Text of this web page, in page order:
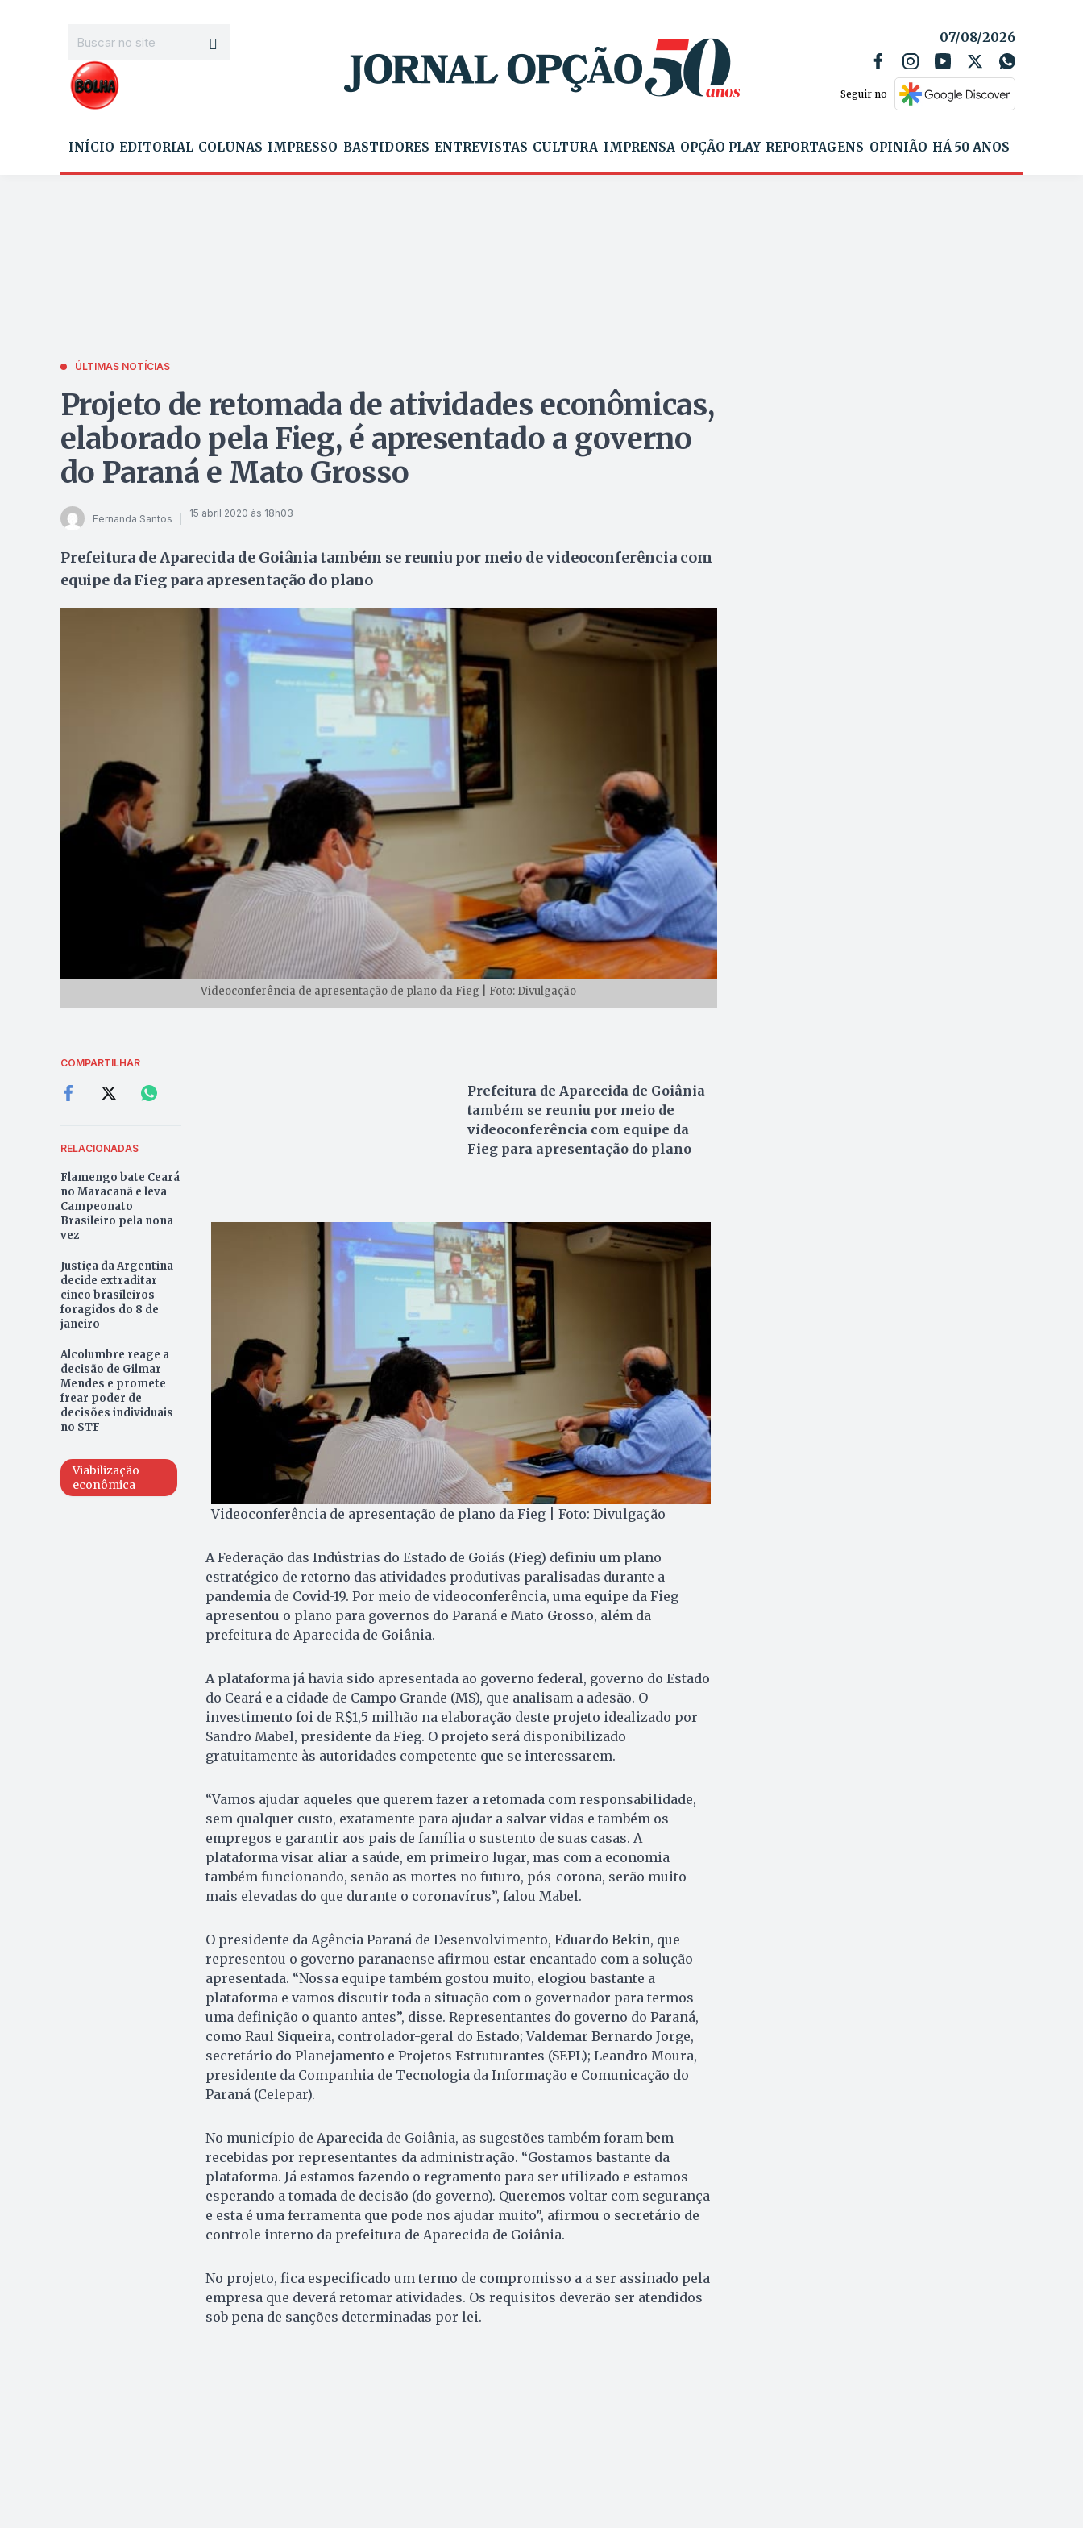
07/08/2026
Seguir no
INÍCIO EDITORIAL COLUNAS IMPRESSO BASTIDORES ENTREVISTAS CULTURA IMPRENSA OPÇÃO PLAY REPORTAGENS OPINIÃO HÁ 50 ANOS
ÚLTIMAS NOTÍCIAS
Projeto de retomada de atividades econômicas,
elaborado pela Fieg, é apresentado a governo
do Paraná e Mato Grosso
Fernanda Santos 15 abril 2020 às 18h03
Prefeitura de Aparecida de Goiânia também se reuniu por meio de videoconferência com
equipe da Fieg para apresentação do plano
Videoconferência de apresentação de plano da Fieg | Foto: Divulgação
COMPARTILHAR
RELACIONADAS
Flamengo bate Ceará
no Maracanã e leva
Campeonato
Brasileiro pela nona
vez
Justiça da Argentina
decide extraditar
cinco brasileiros
foragidos do 8 de
janeiro
Alcolumbre reage a
decisão de Gilmar
Mendes e promete
frear poder de
decisões individuais
no STF
Viabilização
econômica
Prefeitura de Aparecida de Goiânia
também se reuniu por meio de
videoconferência com equipe da
Fieg para apresentação do plano
Videoconferência de apresentação de plano da Fieg | Foto: Divulgação
A Federação das Indústrias do Estado de Goiás (Fieg) definiu um plano
estratégico de retorno das atividades produtivas paralisadas durante a
pandemia de Covid-19. Por meio de videoconferência, uma equipe da Fieg
apresentou o plano para governos do Paraná e Mato Grosso, além da
prefeitura de Aparecida de Goiânia.
A plataforma já havia sido apresentada ao governo federal, governo do Estado
do Ceará e a cidade de Campo Grande (MS), que analisam a adesão. O
investimento foi de R$1,5 milhão na elaboração deste projeto idealizado por
Sandro Mabel, presidente da Fieg. O projeto será disponibilizado
gratuitamente às autoridades competente que se interessarem.
“Vamos ajudar aqueles que querem fazer a retomada com responsabilidade,
sem qualquer custo, exatamente para ajudar a salvar vidas e também os
empregos e garantir aos pais de família o sustento de suas casas. A
plataforma visar aliar a saúde, em primeiro lugar, mas com a economia
também funcionando, senão as mortes no futuro, pós-corona, serão muito
mais elevadas do que durante o coronavírus”, falou Mabel.
O presidente da Agência Paraná de Desenvolvimento, Eduardo Bekin, que
representou o governo paranaense afirmou estar encantado com a solução
apresentada. “Nossa equipe também gostou muito, elogiou bastante a
plataforma e vamos discutir toda a situação com o governador para termos
uma definição o quanto antes”, disse. Representantes do governo do Paraná,
como Raul Siqueira, controlador-geral do Estado; Valdemar Bernardo Jorge,
secretário do Planejamento e Projetos Estruturantes (SEPL); Leandro Moura,
presidente da Companhia de Tecnologia da Informação e Comunicação do
Paraná (Celepar).
No município de Aparecida de Goiânia, as sugestões também foram bem
recebidas por representantes da administração. “Gostamos bastante da
plataforma. Já estamos fazendo o regramento para ser utilizado e estamos
esperando a tomada de decisão (do governo). Queremos voltar com segurança
e esta é uma ferramenta que pode nos ajudar muito”, afirmou o secretário de
controle interno da prefeitura de Aparecida de Goiânia.
No projeto, fica especificado um termo de compromisso a a ser assinado pela
empresa que deverá retomar atividades. Os requisitos deverão ser atendidos
sob pena de sanções determinadas por lei.